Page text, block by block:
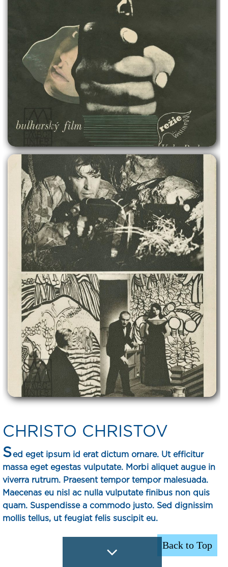
Back to Top
CHRISTO CHRISTOV
Sed eget ipsum id erat dictum ornare. Ut efficitur
massa eget egestas vulputate. Morbi aliquet augue in
viverra rutrum. Praesent tempor tempor malesuada.
Maecenas eu nisl ac nulla vulputate finibus non quis
quam. Suspendisse a commodo justo. Sed dignissim
mollis tellus, ut feugiat felis suscipit eu.